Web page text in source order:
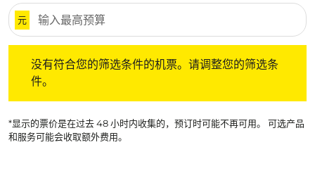
元
没有符合您的筛选条件的机票。请调整您的筛选条
件。
*显示的票价是在过去 48 小时内收集的，预订时可能不再可用。 可选产品
和服务可能会收取额外费用。